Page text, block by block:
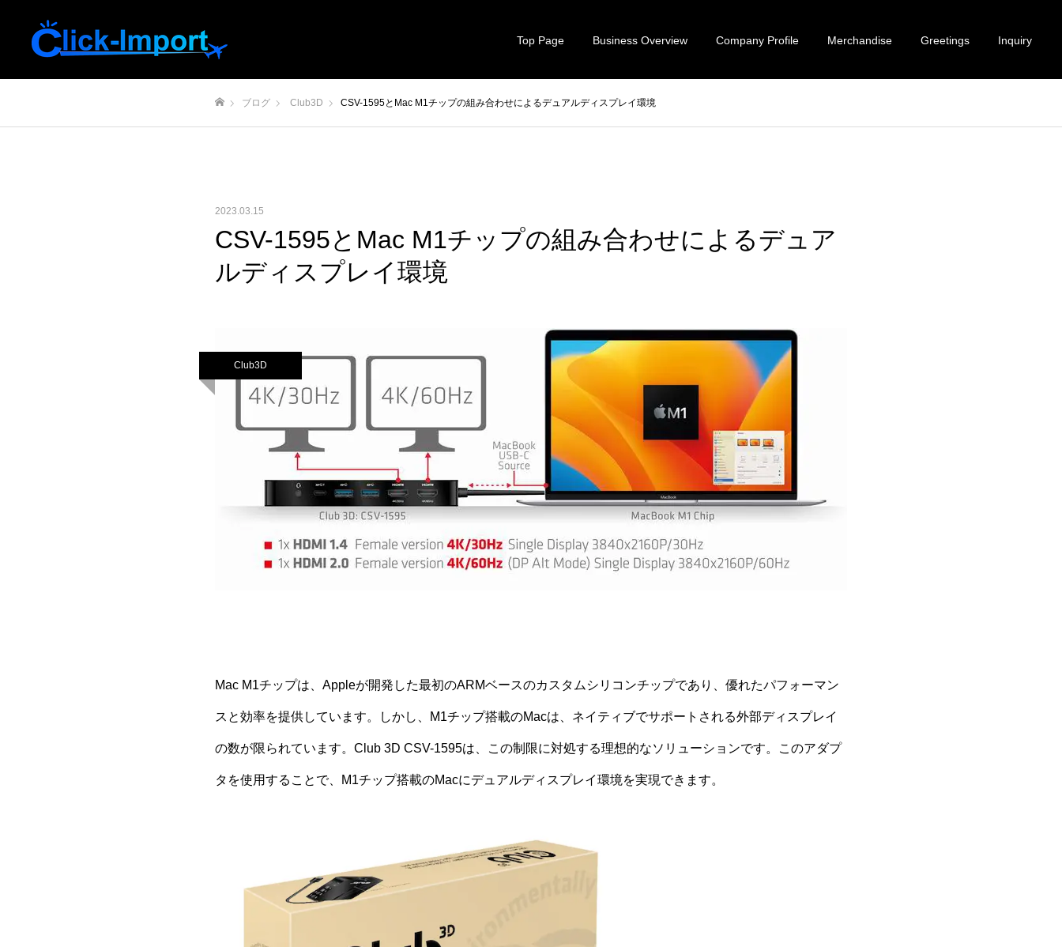
Top Page Business Overview Company Profile Merchandise Greetings Inquiry
ブログ Club3D CSV-1595とMac M1チップの組み合わせによるデュアルディスプレイ環境
2023.03.15
CSV-1595とMac M1チップの組み合わせによるデュア
ルディスプレイ環境
Club3D
Mac M1チップは、Appleが開発した最初のARMベースのカスタムシリコンチップであり、優れたパフォーマン
スと効率を提供しています。しかし、M1チップ搭載のMacは、ネイティブでサポートされる外部ディスプレイ
の数が限られています。Club 3D CSV-1595は、この制限に対処する理想的なソリューションです。このアダプ
タを使用することで、M1チップ搭載のMacにデュアルディスプレイ環境を実現できます。